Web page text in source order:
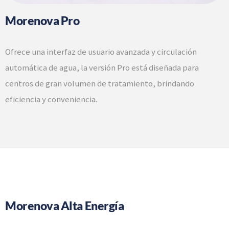
Morenova Pro
Ofrece una interfaz de usuario avanzada y circulación
automática de agua, la versión Pro está diseñada para
centros de gran volumen de tratamiento, brindando
eficiencia y conveniencia.
Morenova Alta Energía